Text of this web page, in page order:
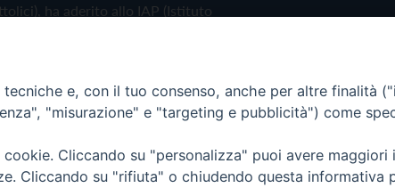
ha aderito allo IAP (Istituto
Cookie Policye, con il tuo consenso, anche per altre finalità
"misurazione" e "targeting e pubblicità") come
Cliccando su "personalizza" puoi avere maggiori
Cliccando su "rifiuta" o chiudendo questa informativa